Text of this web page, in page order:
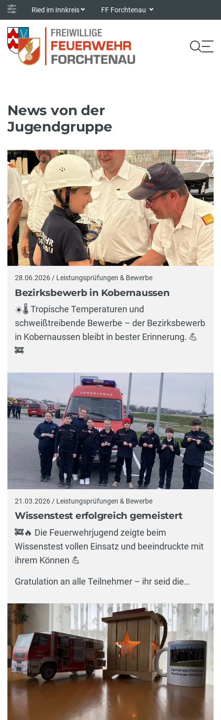
Ried im Innkreis FF Forchtenau
News von der
Jugendgruppe
28.06.2026 / Leistungsprüfungen & Bewerbe
Bezirksbewerb in Kobernaussen
☀️🌡️ Tropische Temperaturen und
schweißtreibende Bewerbe – der Bezirksbewerb
in Kobernaussen bleibt in bester Erinnerung. 💪
🚒
21.03.2026 / Leistungsprüfungen & Bewerbe
Wissenstest erfolgreich gemeistert
🚒🔥 Die Feuerwehrjugend zeigte beim
Wissenstest vollen Einsatz und beeindruckte mit
ihrem Können 💪
Gratulation an alle Teilnehmer – ihr seid die…